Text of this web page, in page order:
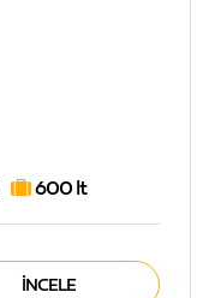
600 lt
İNCELE